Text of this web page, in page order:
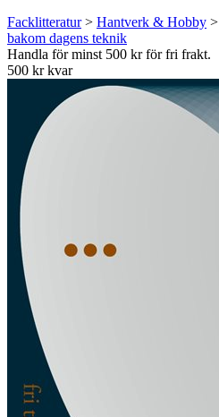
Facklitteratur> Hantverk & Hobby >
bakom dagens teknik
Handla för minst 500 kr för fri frakt.
500 kr kvar